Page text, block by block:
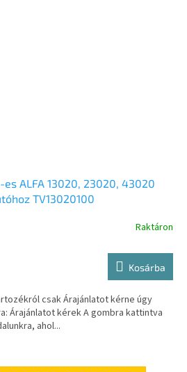
es ALFA 13020, 23020, 43020
TV13020100
Raktáron
Kosárba
csak Árajánlatot kérne úgy
Árajánlatot kérek A gombra kattintva
ahol...